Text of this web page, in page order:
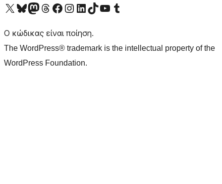
Visit our X (formerly Twitter) account
Visit our Bluesky account
Επισκεφθείτε τον λογαριασμό μας στο Mastodon
Visit our Threads account
Επισκεφτείτε τη σελίδα μας στο Facebook
Επισκεφθείτε τον λογαριασμό μας Instagram
Επισκεφθείτε τον λογαριασμό μας LinkedIn
Visit our TikTok account
Visit our YouTube channel
Visit our Tumblr account
Ο κώδικας είναι ποίηση.
The WordPress® trademark is the intellectual property of the
WordPress Foundation.